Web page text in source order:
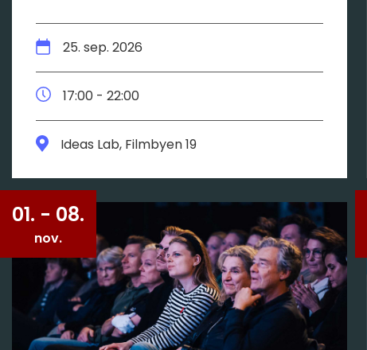
25. sep. 2026
17:00 - 22:00
Ideas Lab, Filmbyen 19
01. - 08.
nov.